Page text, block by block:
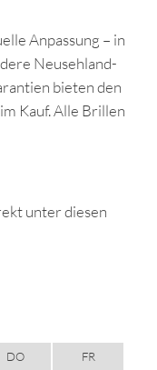
Anpassung – in
Neusehland-
bieten den
Kauf. Alle Brillen
unter diesen
DO
FR